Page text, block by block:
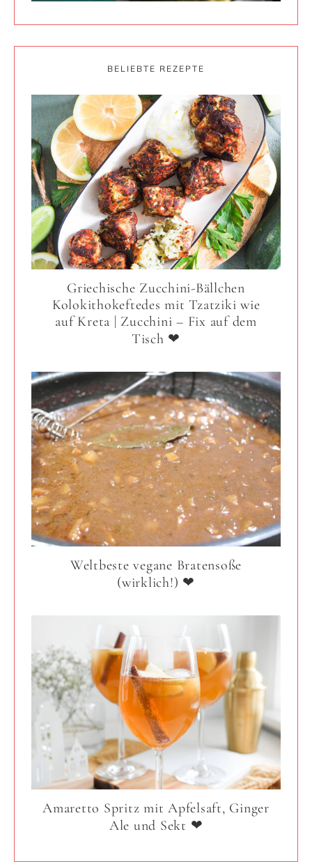
BELIEBTE REZEPTE
Griechische Zucchini-Bällchen
Kolokithokeftedes mit Tzatziki wie
auf Kreta | Zucchini – Fix auf dem
Tisch ❤
Weltbeste vegane Bratensoße
(wirklich!) ❤
Amaretto Spritz mit Apfelsaft, Ginger
Ale und Sekt ❤